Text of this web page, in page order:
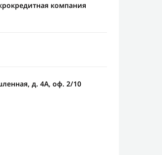
компания
д. 4А, оф. 2/10